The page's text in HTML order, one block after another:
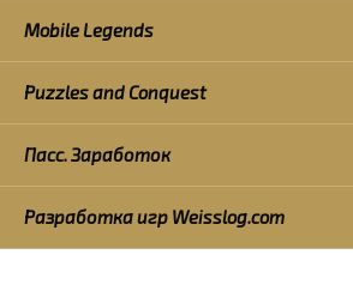
Mobile Legends
Puzzles and Conquest
Пасс. Заработок
Разработка игр Weisslog.com